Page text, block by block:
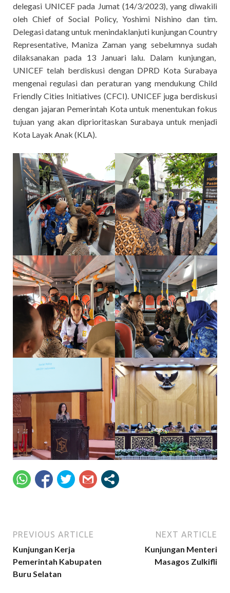
delegasi UNICEF pada Jumat (14/3/2023), yang diwakili
oleh Chief of Social Policy, Yoshimi Nishino dan tim.
Delegasi datang untuk menindaklanjuti kunjungan Country
Representative, Maniza Zaman yang sebelumnya sudah
dilaksanakan pada 13 Januari lalu. Dalam kunjungan,
UNICEF telah berdiskusi dengan DPRD Kota Surabaya
mengenai regulasi dan peraturan yang mendukung Child
Friendly Cities Initiatives (CFCI). UNICEF juga berdiskusi
dengan jajaran Pemerintah Kota untuk menentukan fokus
tujuan yang akan diprioritaskan Surabaya untuk menjadi
Kota Layak Anak (KLA).
PREVIOUS ARTICLE
Kunjungan Kerja
Pemerintah Kabupaten
Buru Selatan
NEXT ARTICLE
Kunjungan Menteri
Masagos Zulkifli